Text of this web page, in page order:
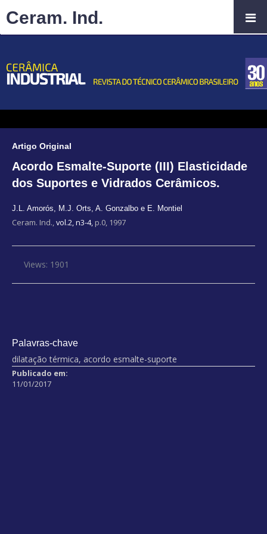
Artigo Original
Acordo Esmalte-Suporte (III) Elasticidade
dos Suportes e Vidrados Cerâmicos.
J.L. Amorós, M.J. Orts, A. Gonzalbo e E. Montiel
Ceram. Ind.,vol.2, n3-4, p.0, 1997
Views: 1901
Palavras-chave
dilatação térmica, acordo esmalte-suporte
Publicado em:
11/01/2017
Ceram. Ind.